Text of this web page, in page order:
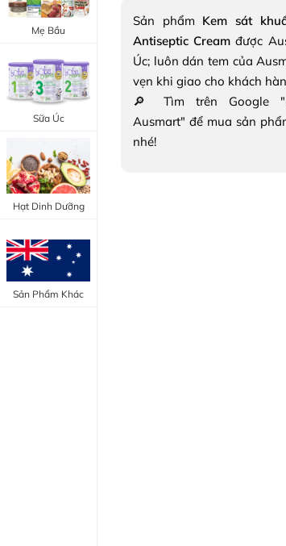
Bổ Khớp - Xương
Bổ Não - Tim Mạch
Canxi - Vitamin D
Trang Điểm Mắt
Trang Điểm Môi
Tẩy Trang - Toner
Dụng Cụ Trang Điểm
Mẹ Bầu
Sữa Úc
Hạt Dinh Dưỡng
Sản Phẩm Khác
Sản phẩm Kem sát
Antiseptic Cream được
Úc; luôn dán tem của
vẹn khi giao cho khách
🔎 Tìm trên Google "
Ausmart" để mua sản
nhé!